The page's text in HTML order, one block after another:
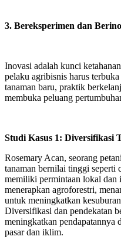
3. Bereksperimen dan
Inovasi adalah kunci
pelaku agribisnis harus
tanaman baru, praktik
membuka peluang
Studi Kasus 1: Diversifikasi
Rosemary Acan, seorang
tanaman bernilai tinggi seperti
memiliki permintaan lokal dan
menerapkan agroforestri,
untuk meningkatkan
Diversifikasi dan pendekatan
meningkatkan pendapatannya
pasar dan iklim.